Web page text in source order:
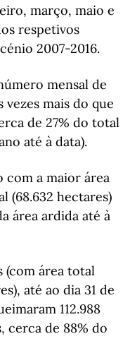
março, maio e
respetivos
2007-2016.
mensal de
vezes mais do que
de 27% do total
até à data).
com a maior área
(68.632 hectares)
área ardida até à
(com área total
até ao dia 31 de
112.988
cerca de 88% do